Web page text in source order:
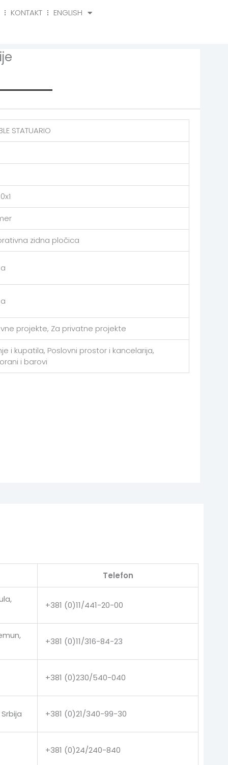
KONTAKT
ENGLISH
STATUARIO
zidna pločica
projekte, Za privatne projekte
i kupatila, Poslovni prostor i kancelarija,
i barovi
Telefon
+381 (0)11/441-20-00
+381 (0)11/316-84-23
+381 (0)230/540-040
+381 (0)21/340-99-30
+381 (0)24/240-840